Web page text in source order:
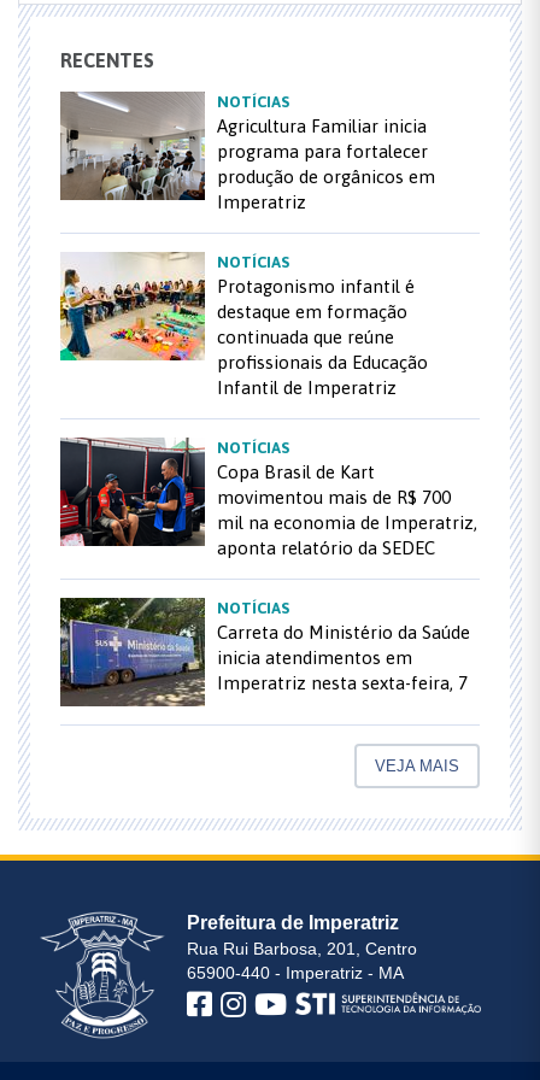
RECENTES
NOTÍCIAS
Agricultura Familiar inicia
programa para fortalecer
produção de orgânicos em
Imperatriz
NOTÍCIAS
Protagonismo infantil é
destaque em formação
continuada que reúne
profissionais da Educação
Infantil de Imperatriz
NOTÍCIAS
Copa Brasil de Kart
movimentou mais de R$ 700
mil na economia de Imperatriz,
aponta relatório da SEDEC
NOTÍCIAS
Carreta do Ministério da Saúde
inicia atendimentos em
Imperatriz nesta sexta-feira, 7
VEJA MAIS
Prefeitura de Imperatriz
Rua Rui Barbosa, 201, Centro
65900-440 - Imperatriz - MA